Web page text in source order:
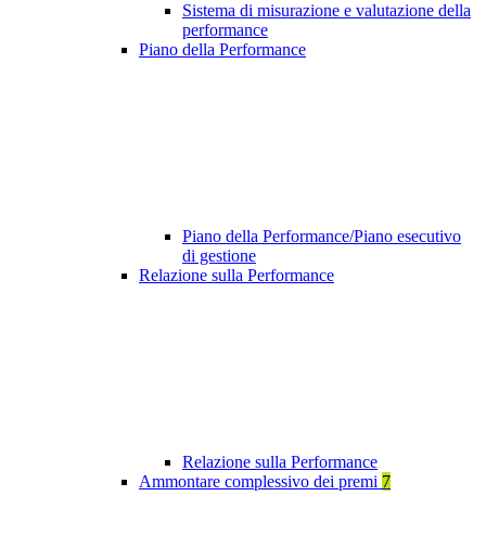
Sistema di misurazione e valutazione della
performance
Piano della Performance
Piano della Performance/Piano esecutivo
di gestione
Relazione sulla Performance
Relazione sulla Performance
Ammontare complessivo dei premi 7